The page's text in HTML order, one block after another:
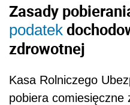
Zasady
podatek
zdrowotnej
Kasa Rolniczego
pobiera comiesięczne